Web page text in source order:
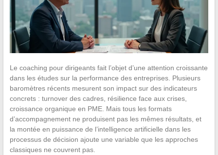
Le coaching pour dirigeants fait l’objet d’une attention croissante
dans les études sur la performance des entreprises. Plusieurs
baromètres récents mesurent son impact sur des indicateurs
concrets : turnover des cadres, résilience face aux crises,
croissance organique en PME. Mais tous les formats
d’accompagnement ne produisent pas les mêmes résultats, et
la montée en puissance de l’intelligence artificielle dans les
processus de décision ajoute une variable que les approches
classiques ne couvrent pas.